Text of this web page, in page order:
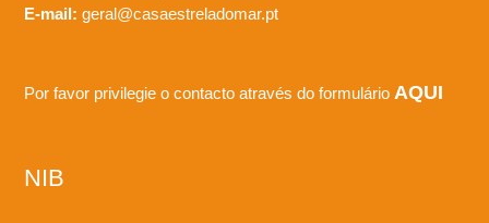
E-mail: geral@casaestreladomar.pt
Por favor privilegie o contacto através do formulário AQUI
NIB